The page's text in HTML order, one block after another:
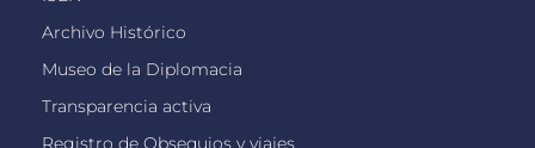
Archivo Histórico
Museo de la Diplomacia
Transparencia activa
Registro de Obsequios y viajes